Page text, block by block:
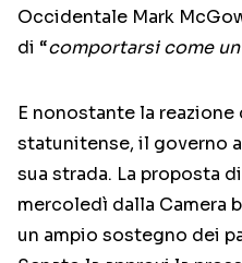
Occidentale Mark
di “comportarsi come
E nonostante la
statunitense, il governo
sua strada. La proposta
mercoledì dalla Camera
un ampio sostegno dei